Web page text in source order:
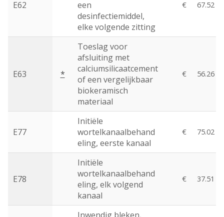
E62
een
desinfectiemiddel,
elke volgende zitting
€ 67.52
E63 *
Toeslag voor
afsluiting met
calciumsilicaatcement
of een vergelijkbaar
biokeramisch
materiaal
€ 56.26
E77
Initiële
wortelkanaalbehand
eling, eerste kanaal
€ 75.02
E78
Initiële
wortelkanaalbehand
eling, elk volgend
kanaal
€ 37.51